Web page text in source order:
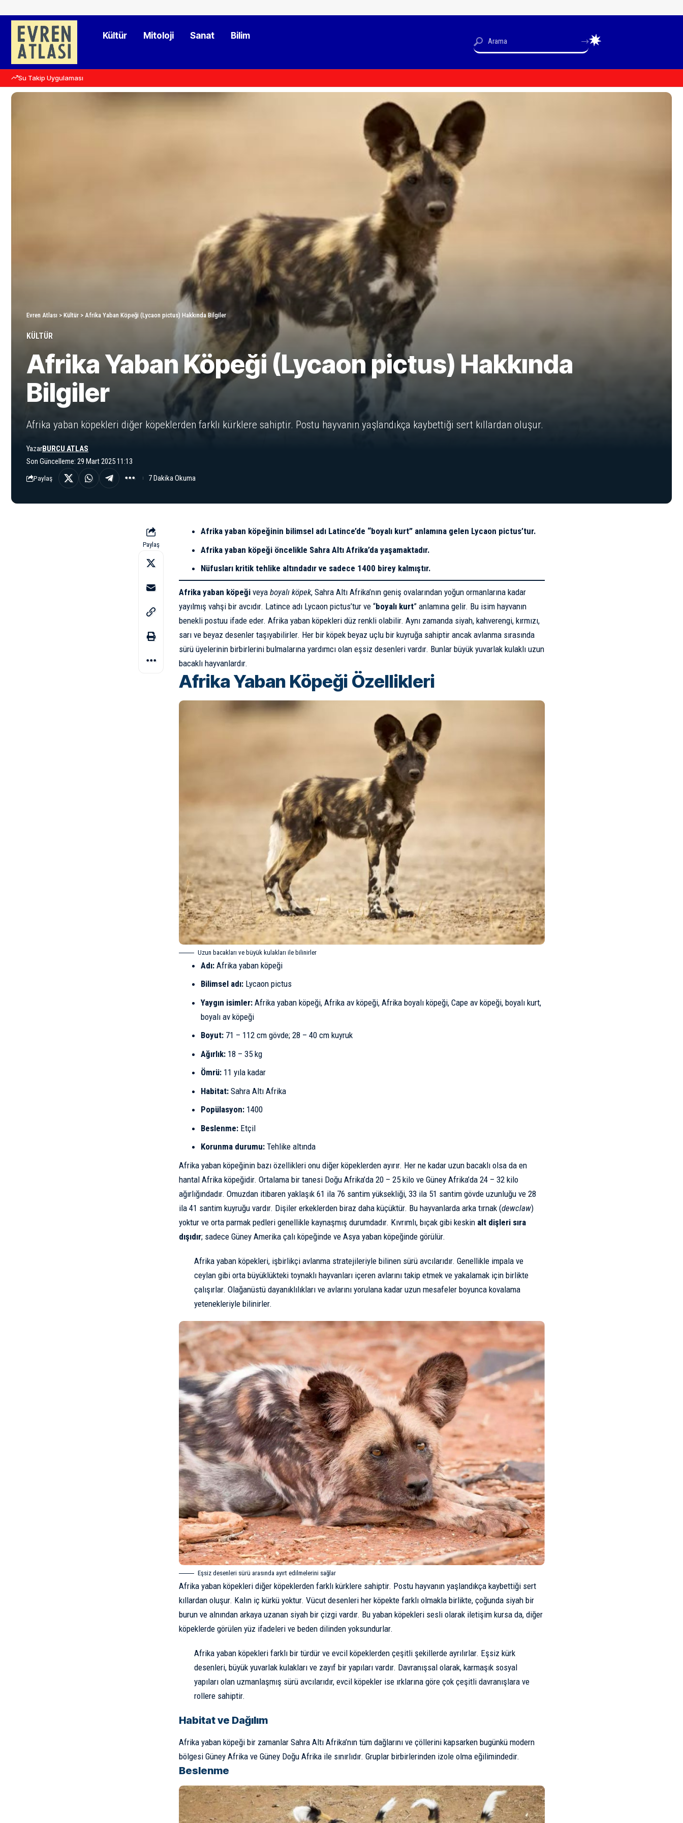
Kültür Mitoloji Sanat Bilim
Su Takip Uygulaması
Evren Atlası > Kültür > Afrika Yaban Köpeği (Lycaon pictus) Hakkında Bilgiler
KÜLTÜR
Afrika Yaban Köpeği (Lycaon pictus) Hakkında
Bilgiler
Afrika yaban köpekleri diğer köpeklerden farklı kürklere sahiptir. Postu hayvanın yaşlandıkça kaybettiği sert kıllardan oluşur.
Son Güncelleme: 29 Mart 2025 11:13
YazarBURCU ATLAS
Paylaş 7 Dakika Okuma
Paylaş
Afrika yaban köpeğinin bilimsel adı Latince’de “boyalı kurt” anlamına gelen Lycaon pictus’tur.
Afrika yaban köpeği öncelikle Sahra Altı Afrika’da yaşamaktadır.
Nüfusları kritik tehlike altındadır ve sadece 1400 birey kalmıştır.
Afrika yaban köpeği veya boyalı köpek, Sahra Altı Afrika’nın geniş ovalarından yoğun ormanlarına kadar
yayılmış vahşi bir avcıdır. Latince adı Lycaon pictus’tur ve “boyalı kurt” anlamına gelir. Bu isim hayvanın
benekli postuu ifade eder. Afrika yaban köpekleri düz renkli olabilir. Aynı zamanda siyah, kahverengi, kırmızı,
sarı ve beyaz desenler taşıyabilirler. Her bir köpek beyaz uçlu bir kuyruğa sahiptir ancak avlanma sırasında
sürü üyelerinin birbirlerini bulmalarına yardımcı olan eşsiz desenleri vardır. Bunlar büyük yuvarlak kulaklı uzun
bacaklı hayvanlardır.
Afrika Yaban Köpeği Özellikleri
Uzun bacakları ve büyük kulakları ile bilinirler
Adı:Afrika yaban köpeği
Bilimsel adı:Lycaon pictus
Yaygın isimler:Afrika yaban köpeği, Afrika av köpeği, Afrika boyalı köpeği, Cape av köpeği, boyalı kurt,
boyalı av köpeği
Boyut:71 – 112 cm gövde; 28 – 40 cm kuyruk
Ağırlık:18 – 35 kg
Ömrü:11 yıla kadar
Habitat:Sahra Altı Afrika
Popülasyon:1400
Beslenme:Etçil
Korunma durumu:Tehlike altında
Afrika yaban köpeğinin bazı özellikleri onu diğer köpeklerden ayırır. Her ne kadar uzun bacaklı olsa da en
hantal Afrika köpeğidir. Ortalama bir tanesi Doğu Afrika’da 20 – 25 kilo ve Güney Afrika’da 24 – 32 kilo
ağırlığındadır. Omuzdan itibaren yaklaşık 61 ila 76 santim yüksekliği, 33 ila 51 santim gövde uzunluğu ve 28
ila 41 santim kuyruğu vardır. Dişiler erkeklerden biraz daha küçüktür. Bu hayvanlarda arka tırnak (dewclaw)
yoktur ve orta parmak pedleri genellikle kaynaşmış durumdadır. Kıvrımlı, bıçak gibi keskin alt dişleri sıra
dışıdır; sadece Güney Amerika çalı köpeğinde ve Asya yaban köpeğinde görülür.
Afrika yaban köpekleri, işbirlikçi avlanma stratejileriyle bilinen sürü avcılarıdır. Genellikle impala ve
ceylan gibi orta büyüklükteki toynaklı hayvanları içeren avlarını takip etmek ve yakalamak için birlikte
çalışırlar. Olağanüstü dayanıklılıkları ve avlarını yorulana kadar uzun mesafeler boyunca kovalama
yetenekleriyle bilinirler.
Eşsiz desenleri sürü arasında ayırt edilmelerini sağlar
Afrika yaban köpekleri diğer köpeklerden farklı kürklere sahiptir. Postu hayvanın yaşlandıkça kaybettiği sert
kıllardan oluşur. Kalın iç kürkü yoktur. Vücut desenleri her köpekte farklı olmakla birlikte, çoğunda siyah bir
burun ve alnından arkaya uzanan siyah bir çizgi vardır. Bu yaban köpekleri sesli olarak iletişim kursa da, diğer
köpeklerde görülen yüz ifadeleri ve beden dilinden yoksundurlar.
Afrika yaban köpekleri farklı bir türdür ve evcil köpeklerden çeşitli şekillerde ayrılırlar. Eşsiz kürk
desenleri, büyük yuvarlak kulakları ve zayıf bir yapıları vardır. Davranışsal olarak, karmaşık sosyal
yapıları olan uzmanlaşmış sürü avcılarıdır, evcil köpekler ise ırklarına göre çok çeşitli davranışlara ve
rollere sahiptir.
Habitat ve Dağılım
Afrika yaban köpeği bir zamanlar Sahra Altı Afrika’nın tüm dağlarını ve çöllerini kapsarken bugünkü modern
bölgesi Güney Afrika ve Güney Doğu Afrika ile sınırlıdır. Gruplar birbirlerinden izole olma eğilimindedir.
Beslenme